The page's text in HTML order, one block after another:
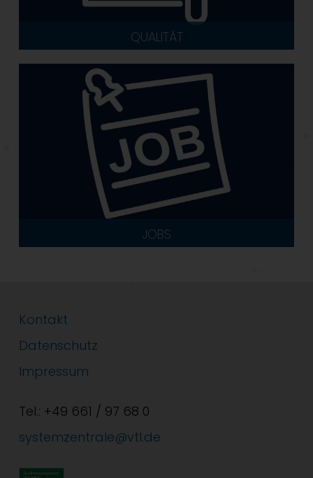
QUALITÄT
JOBS
Kontakt
Datenschutz
Impressum
Tel.: +49 661 / 97 68 0
systemzentrale@vtl.de